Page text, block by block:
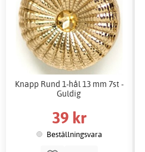
Knapp Rund 1-hål 13 mm 7st -
Guldig
39 kr
Beställningsvara